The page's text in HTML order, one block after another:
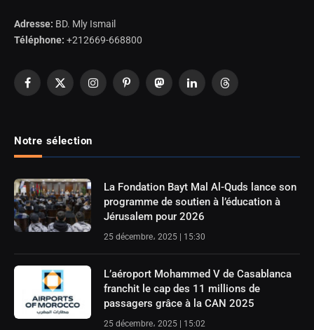
Adresse: BD. Mly Ismail
Téléphone: +212669-668800
Facebook
X
InstagramPinterestMastodonLinkedInThreads
Notre sélection
La Fondation Bayt Mal Al-Quds lance son
programme de soutien à l’éducation à
Jérusalem pour 2026
25 décembre، 2025 | 15:30
L’aéroport Mohammed V de Casablanca
franchit le cap des 11 millions de
passagers grâce à la CAN 2025
25 décembre، 2025 | 15:02